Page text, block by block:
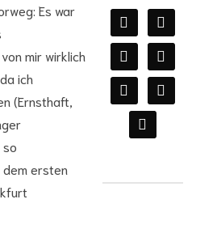
Es war
mir wirklich
ich
(Ernsthaft,
so
dem ersten
facebooktwitter
instagramyoutube
mail
wordpress
goodreads